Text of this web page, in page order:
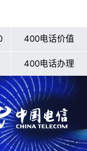
400电话价值
400电话办理